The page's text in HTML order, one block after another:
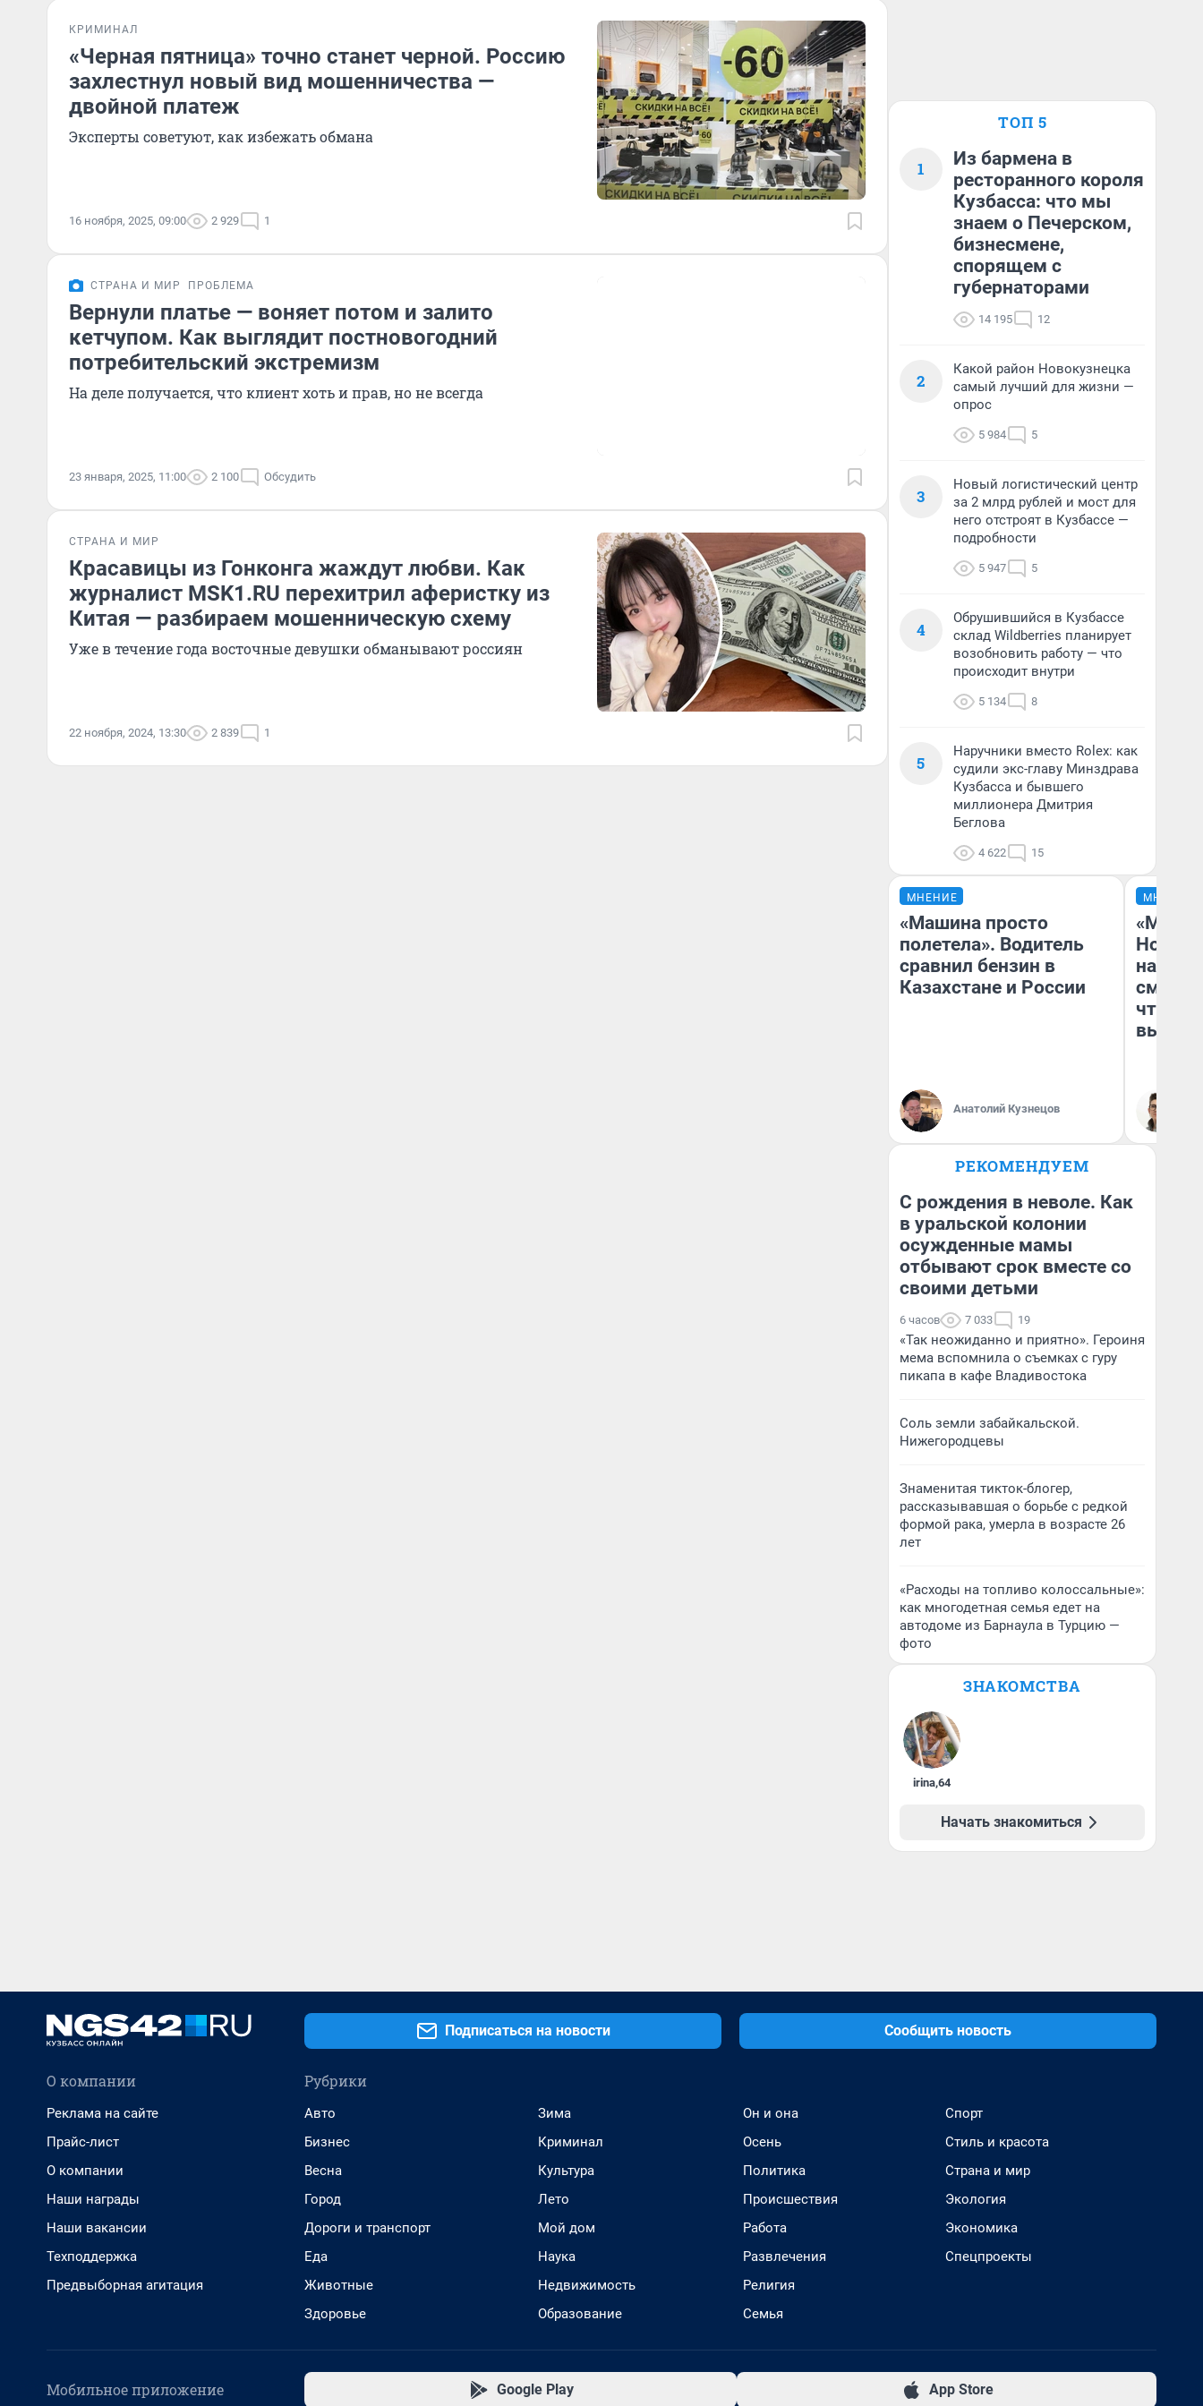
КРИМИНАЛ
«Черная пятница» точно станет черной. Россию
захлестнул новый вид мошенничества —
двойной платеж
Эксперты советуют, как избежать обмана
16 ноября, 2025, 09:00 2 929 1
СТРАНА И МИР ПРОБЛЕМА
Вернули платье — воняет потом и залито
кетчупом. Как выглядит постновогодний
потребительский экстремизм
На деле получается, что клиент хоть и прав, но не всегда
23 января, 2025, 11:00 2 100 Обсудить
СТРАНА И МИР
Красавицы из Гонконга жаждут любви. Как
журналист MSK1.RU перехитрил аферистку из
Китая — разбираем мошенническую схему
Уже в течение года восточные девушки обманывают россиян
22 ноября, 2024, 13:30 2 839 1
ТОП 5
1
Из бармена в
ресторанного короля
Кузбасса: что мы
знаем о Печерском,
бизнесмене,
спорящем с
губернаторами
14 195 12
2
Какой район Новокузнецка
самый лучший для жизни —
опрос
5 984 5
3
Новый логистический центр
за 2 млрд рублей и мост для
него отстроят в Кузбассе —
подробности
5 947 5
4
Обрушившийся в Кузбассе
склад Wildberries планирует
возобновить работу — что
происходит внутри
5 134 8
5
Наручники вместо Rolex: как
судили экс-главу Минздрава
Кузбасса и бывшего
миллионера Дмитрия
Беглова
4 622 15
МНЕНИЕ
«Машина просто
полетела». Водитель
сравнил бензин в
Казахстане и России
Анатолий Кузнецов
МНЕНИЕ
«Мы
чтобы
РЕКОМЕНДУЕМ
С рождения в неволе. Как
в уральской колонии
осужденные мамы
отбывают срок вместе со
своими детьми
6 часов 7 033 19
«Так неожиданно и приятно». Героиня
мема вспомнила о съемках с гуру
пикапа в кафе Владивостока
Соль земли забайкальской.
Нижегородцевы
Знаменитая тикток-блогер,
рассказывавшая о борьбе с редкой
формой рака, умерла в возрасте 26
лет
«Расходы на топливо колоссальные»:
как многодетная семья едет на
автодоме из Барнаула в Турцию —
фото
ЗНАКОМСТВА
irina,64
Начать знакомиться
Подписаться на новости Сообщить новость
О компании
Реклама на сайте
Прайс-лист
О компании
Наши награды
Наши вакансии
Техподдержка
Предвыборная агитация
Рубрики
Авто
Бизнес
Весна
Город
Дороги и транспорт
Еда
Животные
Здоровье
Зима
Криминал
Культура
Лето
Мой дом
Наука
Недвижимость
Образование
Он и она
Осень
Политика
Происшествия
Работа
Развлечения
Религия
Семья
Спорт
Стиль и красота
Страна и мир
Экология
Экономика
Спецпроекты
Мобильное приложение Google Play App Store